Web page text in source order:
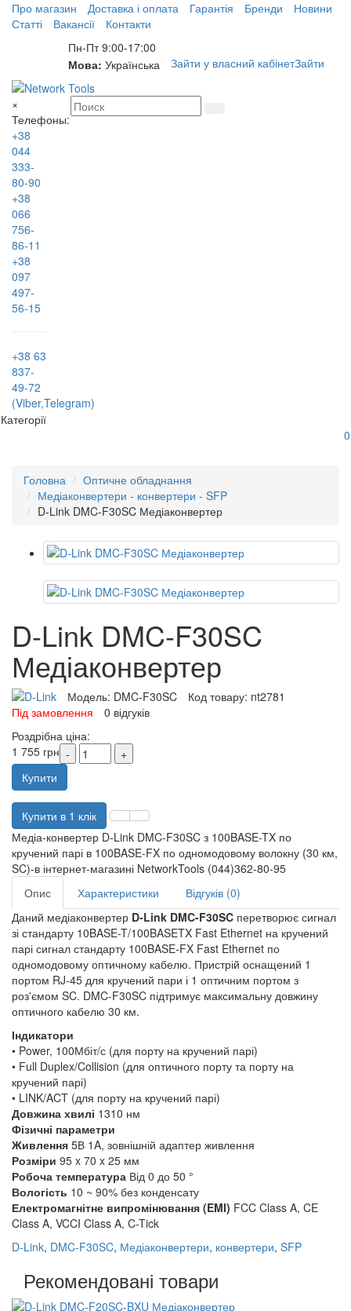
Про магазин Доставка і оплата Гарантія Бренди
Новини
Статті
Вакансії
Контакти
Пн-Пт 9:00-17:00
Мова: Українська Зайти у власний кабінетЗайти
×
Телефоны:
+38
044
333-
80-90
+38
066
756-
86-11
+38
097
497-
56-15
+38 63
837-
49-72
(Viber,Telegram)
Категорії
0
Головна
Оптичне обладнання
Медіаконвертери - конвертери - SFP
D-Link DMC-F30SC Медіаконвертер
D-Link DMC-F30SC
Медіаконвертер
Модель: DMC-F30SC Код товару: nt2781
Під замовлення
0 відгуків
Роздрібна ціна:
1 755 грн
Купити
Купити в 1 клік
Медіа-конвертер D-Link DMC-F30SC з 100BASE-TX по
кручений парі в 100BASE-FX по одномодовому волокну (30 км,
SC)-в інтернет-магазині NetworkTools (044)362-80-95
Опис
Характеристики
Відгуків (0)
Даний медіаконвертер D-Link DMC-F30SC перетворює сигнал
зі стандарту 10BASE-T/100BASETX Fast Ethernet на кручений
парі сигнал стандарту 100BASE-FX Fast Ethernet по
одномодовому оптичному кабелю. Пристрій оснащений 1
портом RJ-45 для кручений пари і 1 оптичним портом з
роз'ємом SC. DMC-F30SC підтримує максимальну довжину
оптичного кабелю 30 км.
Індикатори
• Power, 100Мбіт/с (для порту на кручений парі)
• Full Duplex/Collision (для оптичного порту та порту на
кручений парі)
• LINK/ACT (для порту на кручений парі)
Довжина хвилі 1310 нм
Фізичні параметри
Живлення 5В 1A, зовнішній адаптер живлення
Розміри 95 x 70 x 25 мм
Робоча температура Від 0 до 50 °
Вологість 10 ~ 90% без конденсату
Електромагнітне випромінювання (EMI) FCC Class A, CE
Class A, VCCI Class A, C-Tick
D-Link, DMC-F30SC, Медіаконвертери, конвертери, SFP
Рекомендовані товари